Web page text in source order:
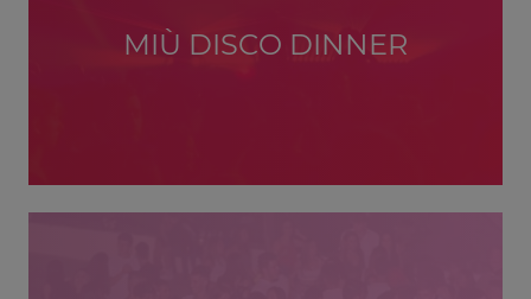
MIÙ DISCO DINNER